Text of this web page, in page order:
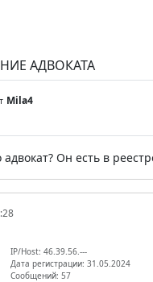
АДВОКАТА
Mila4
Он есть в
IP/Host: 46.39.56.---
Дата регистрации: 31.05.2024
Сообщений: 57